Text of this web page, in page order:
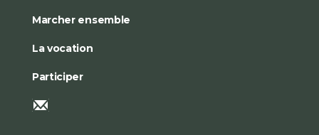
Marcher ensemble
La vocation
Participer